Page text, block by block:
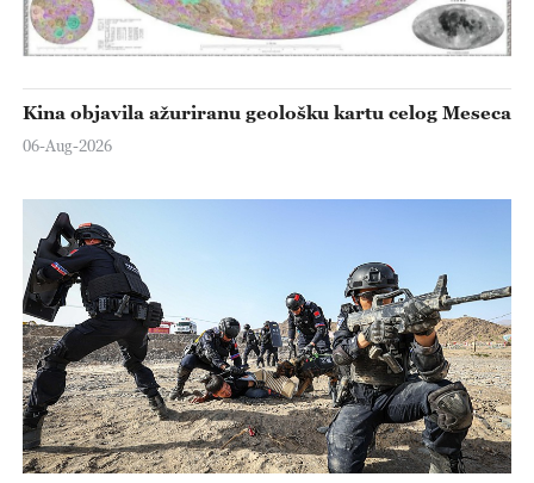
Kina objavila ažuriranu geološku kartu celog Meseca
06-Aug-2026